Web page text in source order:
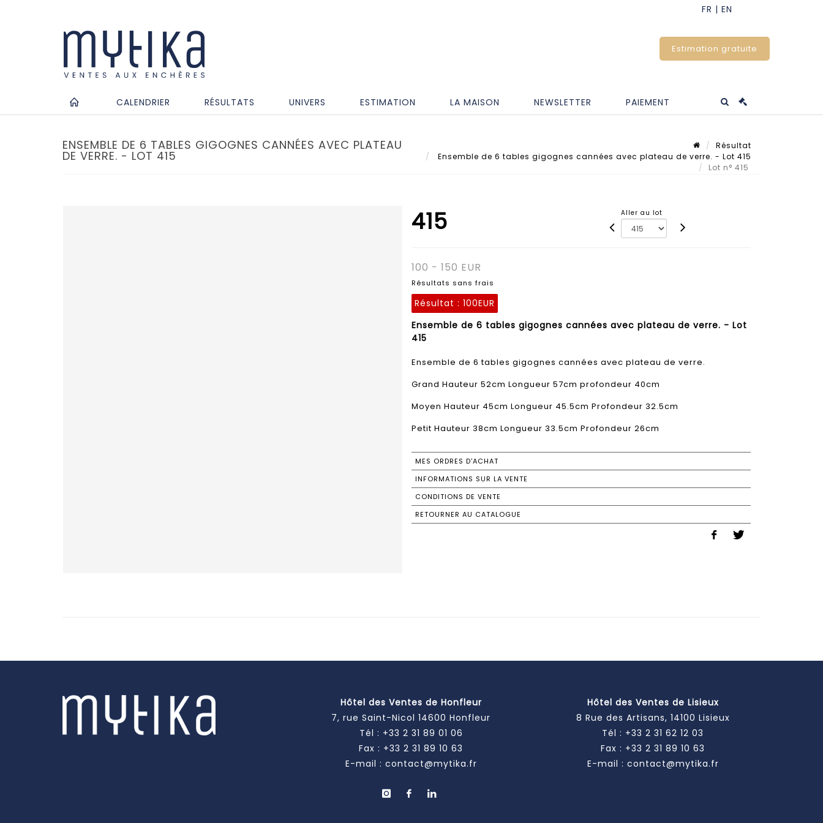
Estimation gratuite
CALENDRIER RÉSULTATS UNIVERS ESTIMATION LA MAISON NEWSLETTER PAIEMENT
ENSEMBLE DE 6 TABLES GIGOGNES CANNÉES AVEC PLATEAU
DE VERRE. - LOT 415
Résultat
Ensemble de 6 tables gigognes cannées avec plateau de verre. - Lot 415
Lot n° 415
415 Aller au lot
100 - 150 EUR
Résultats sans frais
Résultat : 100EUR
Ensemble de 6 tables gigognes cannées avec plateau de verre. - Lot
415
Ensemble de 6 tables gigognes cannées avec plateau de verre.
Grand Hauteur 52cm Longueur 57cm profondeur 40cm
Moyen Hauteur 45cm Longueur 45.5cm Profondeur 32.5cm
Petit Hauteur 38cm Longueur 33.5cm Profondeur 26cm
MES ORDRES D'ACHAT
INFORMATIONS SUR LA VENTE
CONDITIONS DE VENTE
RETOURNER AU CATALOGUE
Hôtel des Ventes de Honfleur
7, rue Saint-Nicol 14600 Honfleur
Tél : +33 2 31 89 01 06
Fax : +33 2 31 89 10 63
E-mail : contact@mytika.fr
Hôtel des Ventes de Lisieux
8 Rue des Artisans, 14100 Lisieux
Tél : +33 2 31 62 12 03
Fax : +33 2 31 89 10 63
E-mail : contact@mytika.fr